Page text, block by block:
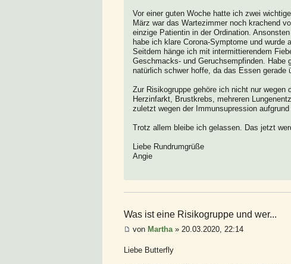
Vor einer guten Woche hatte ich zwei
März war das Wartezimmer noch krachend
einzige Patientin in der Ordination.
habe ich klare Corona-Symptome und
Seitdem hänge ich mit intermittierendem
Geschmacks- und Geruchsempfinden.
natürlich schwer hoffe, da das Essen gerade
Zur Risikogruppe gehöre ich nicht nur wegen
Herzinfarkt, Brustkrebs, mehreren
zuletzt wegen der Immunsupression
Trotz allem bleibe ich gelassen. Das jetzt
Liebe Rundrumgrüße
Angie
Was ist eine Risikogruppe und wer...
von Martha » 20.03.2020, 22:14
Liebe Butterfly